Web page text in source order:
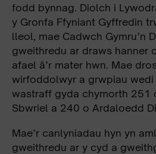
fodd bynnag. Diolch i
y Gronfa Ffyniant Gyffredin
lleol, mae Cadwch Gymru’n
gweithredu ar draws hanner
afael â’r mater hwn. Mae
wirfoddolwyr a grwpiau
wastraff gyda chymorth 251
Sbwriel a 240 o Ardaloedd
Mae’r canlyniadau hyn yn
gweithredu ar y cyd a